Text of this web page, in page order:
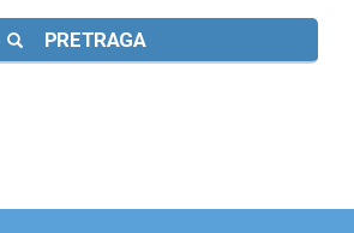
PRETRAGA